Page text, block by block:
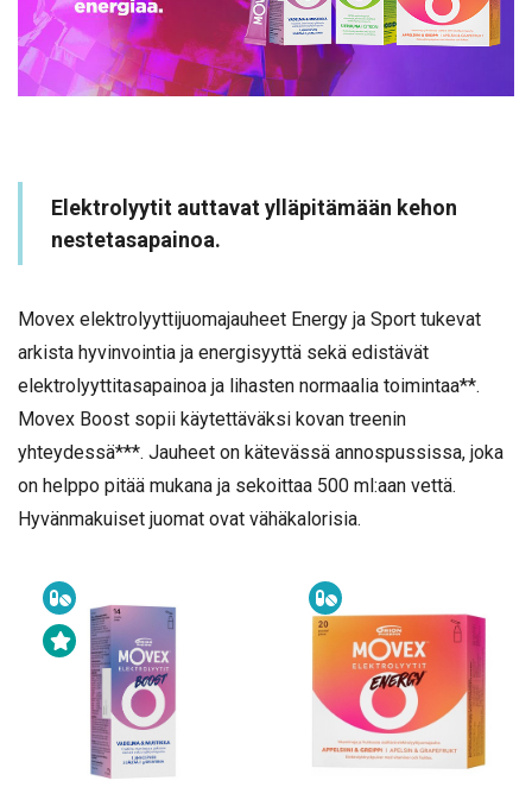
Elektrolyytit auttavat ylläpitämään kehon
nestetasapainoa.
Movex elektrolyyttijuomajauheet Energy ja Sport tukevat
arkista hyvinvointia ja energisyyttä sekä edistävät
elektrolyyttitasapainoa ja lihasten normaalia toimintaa**.
Movex Boost sopii käytettäväksi kovan treenin
yhteydessä***. Jauheet on kätevässä annospussissa, joka
on helppo pitää mukana ja sekoittaa 500 ml:aan vettä.
Hyvänmakuiset juomat ovat vähäkalorisia.
Ravintolisä
Uutuustuote